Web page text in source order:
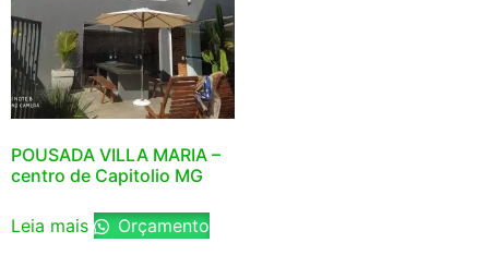
POUSADA VILLA MARIA –
centro de Capitolio MG
Leia mais Orçamento